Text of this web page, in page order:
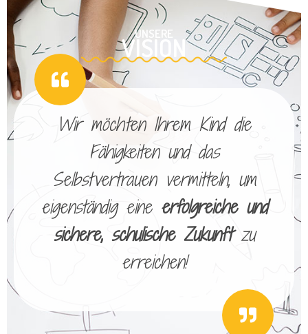
UNSERE
VISION
Wir möchten Ihrem Kind die
Fähigkeiten und das
Selbstvertrauen vermitteln, um
eigenständig eine erfolgreiche und
sichere, schulische Zukunftzu
erreichen!